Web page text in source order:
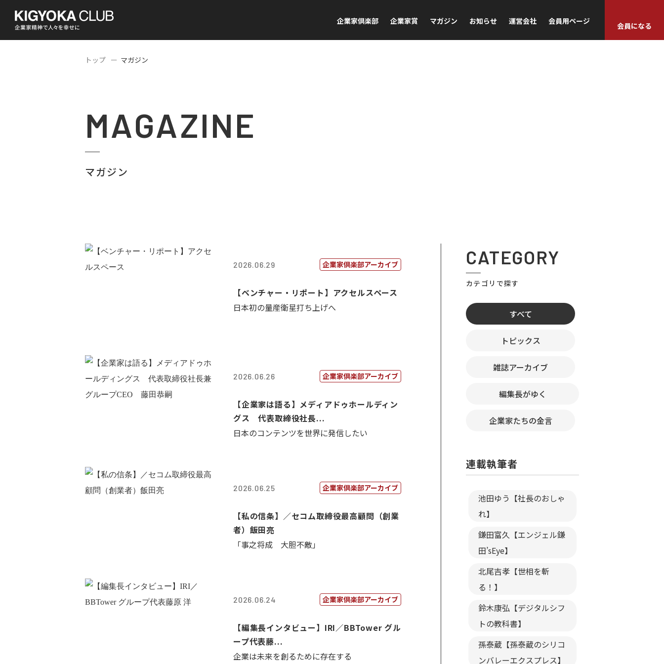
企業家倶楽部 企業家賞 マガジン お知らせ 運営会社 会員用ページ
会員になる
トップ マガジン
MAGAZINE
マガジン
2026.06.29 企業家倶楽部アーカイブ
【ベンチャー・リポート】アクセルスペース
日本初の量産衛星打ち上げへ
2026.06.26 企業家倶楽部アーカイブ
【企業家は語る】メディアドゥホールディン
グス 代表取締役社長...
日本のコンテンツを世界に発信したい
2026.06.25 企業家倶楽部アーカイブ
【私の信条】／セコム取締役最高顧問（創業
者）飯田亮
「事之将成 大胆不敵」
2026.06.24 企業家倶楽部アーカイブ
【編集長インタビュー】IRI／BBTower グル
ープ代表藤...
企業は未来を創るために存在する
CATEGORY
カテゴリで探す
すべて
トピックス
雑誌アーカイブ
編集長がゆく
企業家たちの金言
連載執筆者
池田ゆう【社長のおしゃ
れ】
鎌田富久【エンジェル鎌
田’sEye】
北尾吉孝【世相を斬
る！】
鈴木康弘【デジタルシフ
トの教科書】
孫泰蔵【孫泰蔵のシリコ
ンバレーエクスプレス】